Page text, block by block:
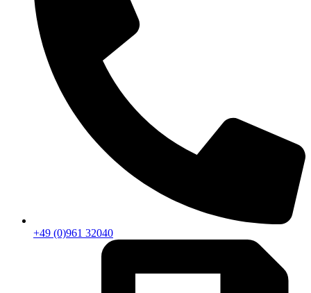
+49 (0)961 32040